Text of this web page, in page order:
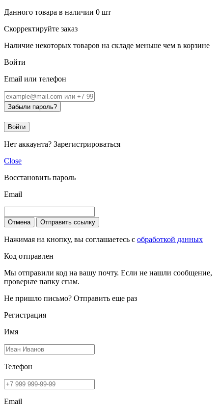
Данного товара в наличии 0 шт
Скорректируйте заказ
Наличие некоторых товаров на складе меньше чем в корзине
Войти
Email или телефон
Забыли пароль?
Войти
Нет аккаунта? Зарегистрироваться
Close
Восстановить пароль
Email
Отмена Отправить ссылку
Нажимая на кнопку, вы соглашаетесь с обработкой данных
Код отправлен
Мы отправили код на вашу почту. Если не нашли сообщение,
проверьте папку спам.
Не пришло письмо? Отправить еще раз
Регистрация
Имя
Телефон
Email